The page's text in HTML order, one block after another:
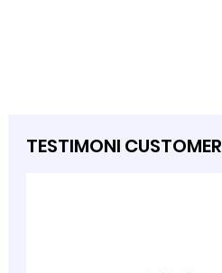
TESTIMONI CUSTOMER